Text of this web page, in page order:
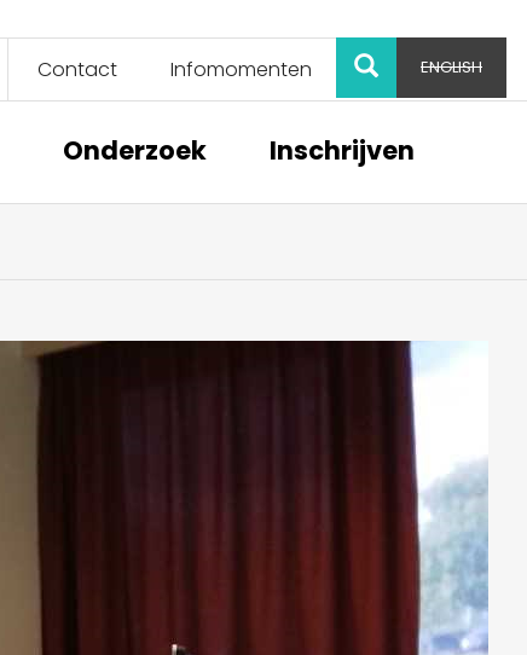
Contact Infomomenten ZOEK ENGLISH
Onderzoek Inschrijven